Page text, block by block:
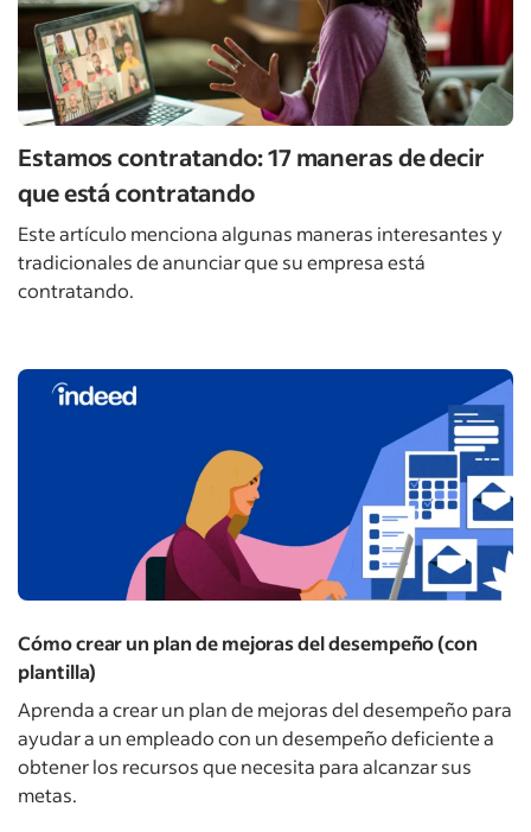
Estamos contratando: 17 maneras de decir
que está contratando
Este artículo menciona algunas maneras interesantes y
tradicionales de anunciar que su empresa está
contratando.
Cómo crear un plan de mejoras del desempeño (con
plantilla)
Aprenda a crear un plan de mejoras del desempeño para
ayudar a un empleado con un desempeño deficiente a
obtener los recursos que necesita para alcanzar sus
metas.